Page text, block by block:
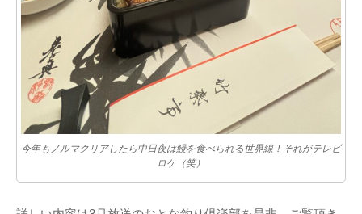
今年もノルマクリアしたら中日夜は鰻を食べられる世界線！それがテレビ
ロケ（笑）